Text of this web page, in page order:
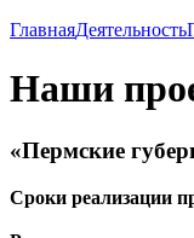
ГлавнаяДеятельность
Наши
«Пермские
Сроки реализации